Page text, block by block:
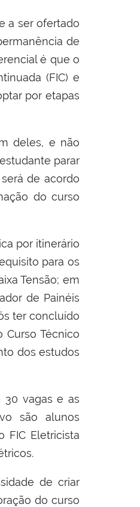
a ser ofertado
de
é que o
(FIC) e
por etapas
deles, e não
parar
de acordo
do curso
por itinerário
para os
Tensão; em
de Painéis
ter concluído
Curso Técnico
dos estudos
30 vagas e as
são alunos
FIC Eletricista
de criar
do curso